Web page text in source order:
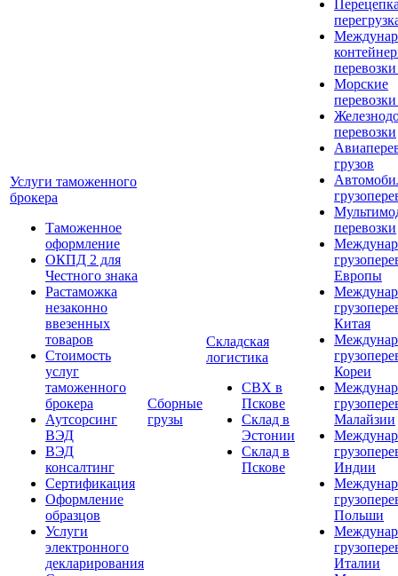
Услуги таможенного
брокера
Таможенное
оформление
ОКПД 2 для
Честного знака
Растаможка
незаконно
ввезенных
товаров
Стоимость
услуг
таможенного
брокера
Аутсорсинг
ВЭД
ВЭД
консалтинг
Сертификация
Оформление
образцов
Услуги
электронного
декларирования
Сборные
грузы
Складская
логистика
СВХ в
Пскове
Склад в
Эстонии
Склад в
Пскове
Морские
перевозки
грузов
перевозки
Европы
Китая
Кореи
Малайзии
Индии
Польши
Италии